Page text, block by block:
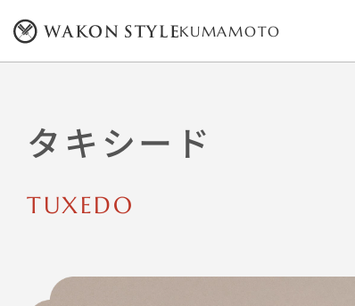
KUMAMOTO
タキシード
TUXEDO